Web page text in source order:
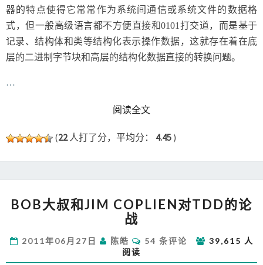
器的特点使得它常常作为系统间通信或系统文件的数据格
式，但一般高级语言都不方便直接和0101打交道，而是基于
记录、结构体和类等结构化表示操作数据，这就存在着在底
层的二进制字节块和高层的结构化数据直接的转换问题。
…
阅读全文READ MORE
(22人打了分，平均分： 4.45 )
大
叔
JIM
COPLIEN
BOB大叔和JIM COPLIEN对TDD的论
战
2011年06月27日 陈皓
评
论
54 条评论
39,615 人
阅读